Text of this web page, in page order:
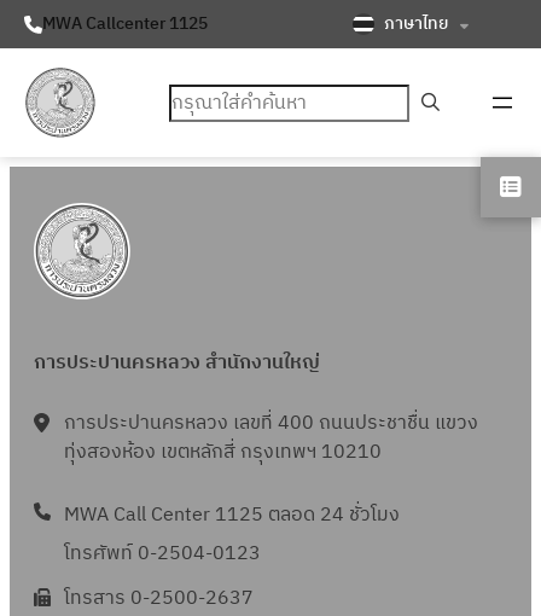
MWA Callcenter 1125 ภาษาไทย
ค้นหา
การประปานครหลวง สำนักงานใหญ่
การประปานครหลวง เลขที่ 400 ถนนประชาชื่น แขวง
ทุ่งสองห้อง เขตหลักสี่ กรุงเทพฯ 10210
MWA Call Center 1125 ตลอด 24 ชั่วโมง
โทรศัพท์ 0-2504-0123
โทรสาร 0-2500-2637